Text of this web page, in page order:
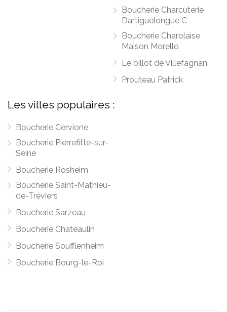
Boucherie Charcuterie
Dartiguelongue C
Boucherie Charolaise
Maison Morello
Le billot de Villefagnan
Prouteau Patrick
Les villes populaires :
Boucherie Cervione
Boucherie Pierrefitte-sur-
Seine
Boucherie Rosheim
Boucherie Saint-Mathieu-
de-Tréviers
Boucherie Sarzeau
Boucherie Chateaulin
Boucherie Soufflenheim
Boucherie Bourg-le-Roi